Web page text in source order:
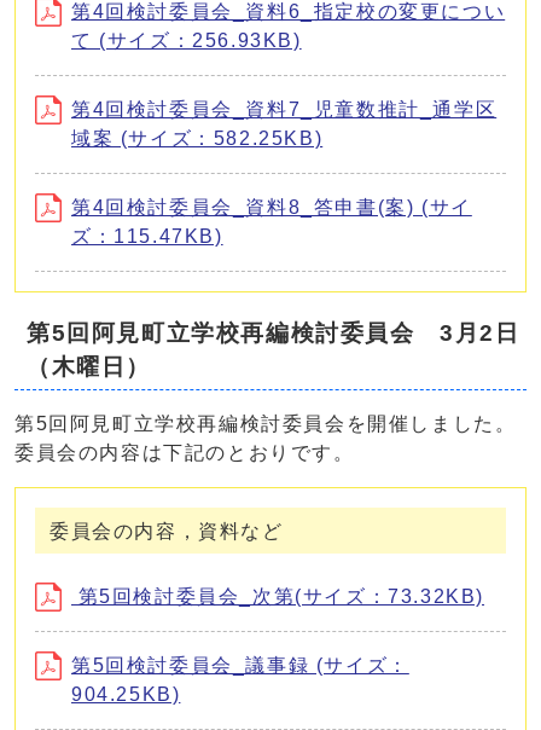
第4回検討委員会_資料6_指定校の変更につい
て (サイズ：256.93KB)
第4回検討委員会_資料7_児童数推計_通学区
域案 (サイズ：582.25KB)
第4回検討委員会_資料8_答申書(案) (サイ
ズ：115.47KB)
第5回阿見町立学校再編検討委員会 3月2日
（木曜日）
第5回阿見町立学校再編検討委員会を開催しました。
委員会の内容は下記のとおりです。
委員会の内容，資料など
第5回検討委員会_次第(サイズ：73.32KB)
第5回検討委員会_議事録 (サイズ：
904.25KB)